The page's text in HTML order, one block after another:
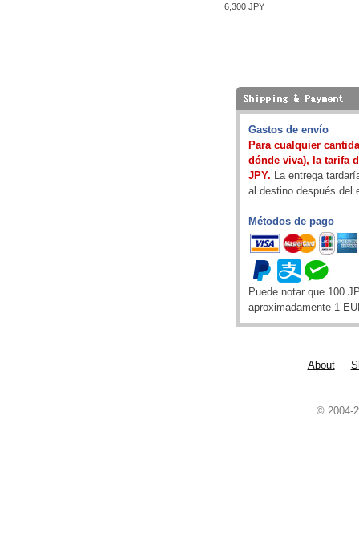
6,300 JPY
Gastos de envío
Para cualquier
dónde viva), la tarifa
JPY. La entrega
al destino después del
Métodos de pago
Puede notar que 100
aproximadamente 1
About
© 2004-